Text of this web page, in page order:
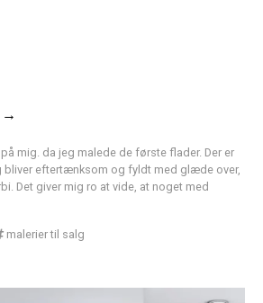
→
mig. da jeg malede de første flader. Der er
bliver eftertænksom og fyldt med glæde over,
Det giver mig ro at vide, at noget med
malerier til salg